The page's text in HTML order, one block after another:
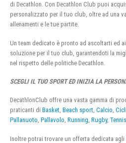
di Decathlon. Con Decathlon Club puoi
personalizzato per il tuo club, oltre ad una
allenamenti e le tue partite.
Un team dedicato è pronto ad ascoltarti ed
soluzione per il tuo club, garantendoti la
nel rispetto delle politiche Decathlon.
SCEGLI IL TUO SPORT ED INIZIA LA
DecathlonClub offre una vasta gamma di
praticanti di Basket, Beach sport, Calcio,
Pallanuoto, Pallavolo, Running, Rugby, Tennis
Inoltre potrai trovare un offerta dedicata agli